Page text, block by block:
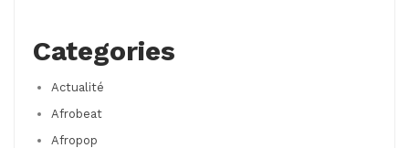
Categories
Actualité
Afrobeat
Afropop